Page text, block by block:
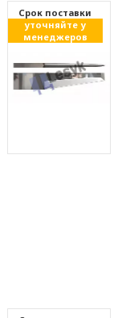
Cрок поставки
уточняйте у
менеджеров